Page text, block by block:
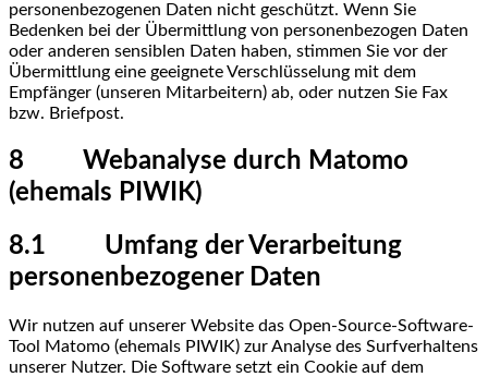
personenbezogenen Daten nicht geschützt. Wenn Sie
Bedenken bei der Übermittlung von personenbezogen Daten
oder anderen sensiblen Daten haben, stimmen Sie vor der
Übermittlung eine geeignete Verschlüsselung mit dem
Empfänger (unseren Mitarbeitern) ab, oder nutzen Sie Fax
bzw. Briefpost.
8 Webanalyse durch Matomo
(ehemals PIWIK)
8.1 Umfang der Verarbeitung
personenbezogener Daten
Wir nutzen auf unserer Website das Open-Source-Software-
Tool Matomo (ehemals PIWIK) zur Analyse des Surfverhaltens
unserer Nutzer. Die Software setzt ein Cookie auf dem